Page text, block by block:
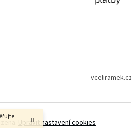
Upravit nastavení cookies